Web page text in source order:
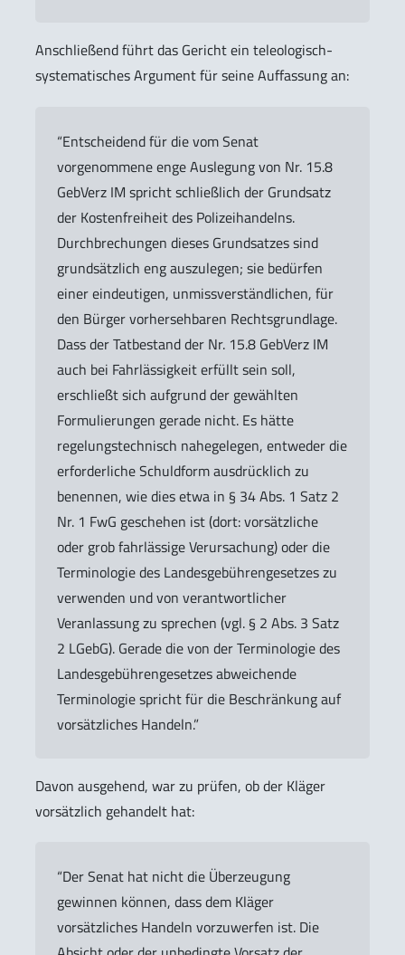
Anschließend führt das Gericht ein teleologisch-
systematisches Argument für seine Auffassung an:
“Entscheidend für die vom Senat
vorgenommene enge Auslegung von Nr. 15.8
GebVerz IM spricht schließlich der Grundsatz
der Kostenfreiheit des Polizeihandelns.
Durchbrechungen dieses Grundsatzes sind
grundsätzlich eng auszulegen; sie bedürfen
einer eindeutigen, unmissverständlichen, für
den Bürger vorhersehbaren Rechtsgrundlage.
Dass der Tatbestand der Nr. 15.8 GebVerz IM
auch bei Fahrlässigkeit erfüllt sein soll,
erschließt sich aufgrund der gewählten
Formulierungen gerade nicht. Es hätte
regelungstechnisch nahegelegen, entweder die
erforderliche Schuldform ausdrücklich zu
benennen, wie dies etwa in § 34 Abs. 1 Satz 2
Nr. 1 FwG geschehen ist (dort: vorsätzliche
oder grob fahrlässige Verursachung) oder die
Terminologie des Landesgebührengesetzes zu
verwenden und von verantwortlicher
Veranlassung zu sprechen (vgl. § 2 Abs. 3 Satz
2 LGebG). Gerade die von der Terminologie des
Landesgebührengesetzes abweichende
Terminologie spricht für die Beschränkung auf
vorsätzliches Handeln.”
Davon ausgehend, war zu prüfen, ob der Kläger
vorsätzlich gehandelt hat:
“Der Senat hat nicht die Überzeugung
gewinnen können, dass dem Kläger
vorsätzliches Handeln vorzuwerfen ist. Die